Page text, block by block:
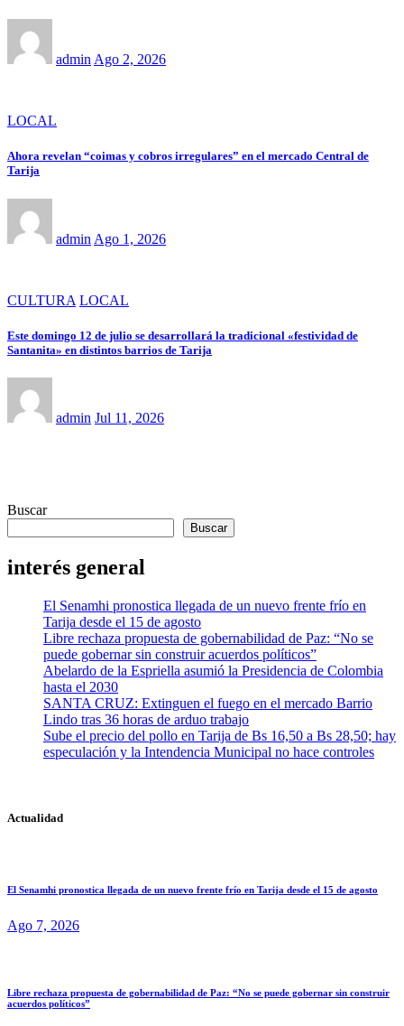
admin Ago 2, 2026
LOCAL
Ahora revelan “coimas y cobros irregulares” en el mercado Central de
Tarija
admin Ago 1, 2026
CULTURA LOCAL
Este domingo 12 de julio se desarrollará la tradicional «festividad de
Santanita» en distintos barrios de Tarija
admin Jul 11, 2026
Buscar
Buscar
interés general
El Senamhi pronostica llegada de un nuevo frente frío en
Tarija desde el 15 de agosto
Libre rechaza propuesta de gobernabilidad de Paz: “No se
puede gobernar sin construir acuerdos políticos”
Abelardo de la Espriella asumió la Presidencia de Colombia
hasta el 2030
SANTA CRUZ: Extinguen el fuego en el mercado Barrio
Lindo tras 36 horas de arduo trabajo
Sube el precio del pollo en Tarija de Bs 16,50 a Bs 28,50; hay
especulación y la Intendencia Municipal no hace controles
Actualidad
El Senamhi pronostica llegada de un nuevo frente frío en Tarija desde el 15 de agosto
Ago 7, 2026
Libre rechaza propuesta de gobernabilidad de Paz: “No se puede gobernar sin construir
acuerdos políticos”